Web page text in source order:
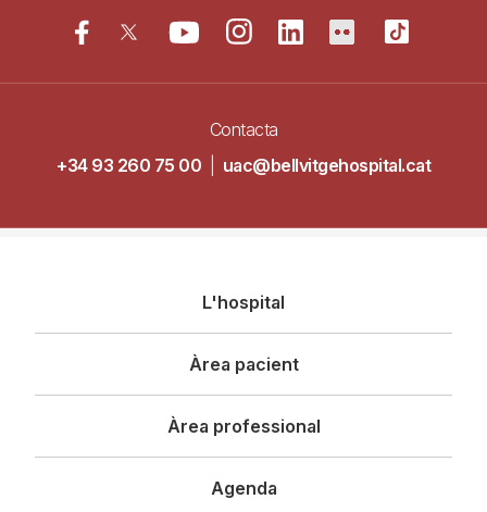
Contacta
+34 93 260 75 00
uac@bellvitgehospital.cat
principal
L'hospital
Àrea pacient
Àrea professional
Agenda